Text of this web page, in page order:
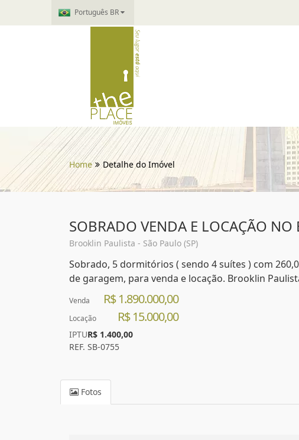
Português BR
Home Detalhe do Imóvel
SOBRADO VENDA E LOCAÇÃO
Brooklin Paulista - São Paulo (SP)
Sobrado, 5 dormitórios ( sendo 4 suítes ) com
de garagem, para venda e locação. Brooklin
Venda R$ 1.890.000,00
Locação R$ 15.000,00
IPTUR$ 1.400,00
REF. SB-0755
Fotos